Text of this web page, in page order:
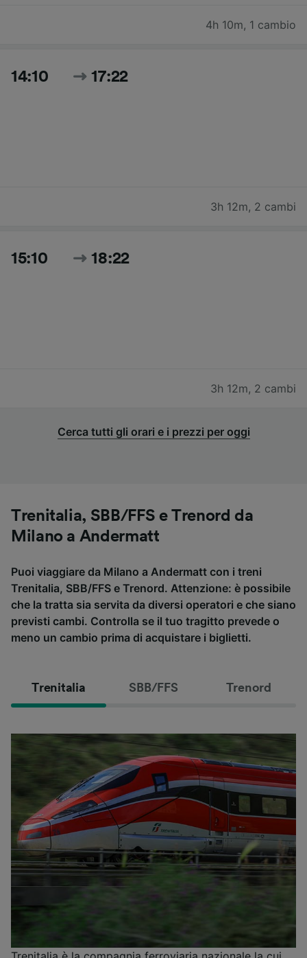
4h 10m, 1 cambio
14:10 17:22
3h 12m, 2 cambi
15:10 18:22
3h 12m, 2 cambi
Cerca tutti gli orari e i prezzi per oggi
Trenitalia, SBB/FFS e Trenord da
Milano a Andermatt
Puoi viaggiare da Milano a Andermatt con i treni
Trenitalia, SBB/FFS e Trenord. Attenzione: è possibile
che la tratta sia servita da diversi operatori e che siano
previsti cambi. Controlla se il tuo tragitto prevede o
meno un cambio prima di acquistare i biglietti.
Trenitalia SBB/FFS Trenord